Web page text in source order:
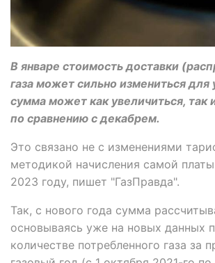
В январе стоимость доставки
газа может сильно измениться для
сумма может как увеличиться, так
по сравнению с декабрем.
Это связано не с изменениями
методикой начисления самой
2023 году, пишет "ГазПравда".
Так, с нового года сумма
основываясь уже на новых данных
количестве потребленного газа за